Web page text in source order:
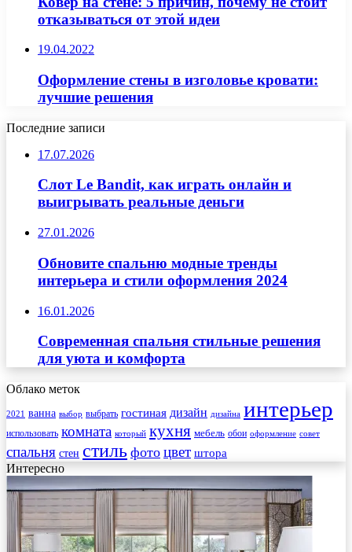
отказываться от этой идеи
19.04.2022
Оформление стены в изголовье кровати:
лучшие решения
Последние записи
17.07.2026
Слот Le Bandit, как играть онлайн и
выигрывать реальные деньги
27.01.2026
Обновите спальню модные тренды
интерьера и стили оформления 2024
16.01.2026
Современная спальня стильные решения
для уюта и комфорта
Облако меток
2021 ванна выбор выбрать гостиная дизайн дизайна интерьер
использовать комната который кухня мебель обои оформление совет
спальня стен стиль фото цвет штора
Интересно